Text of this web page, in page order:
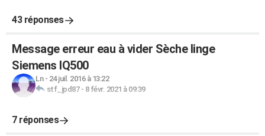
43 réponses
Message erreur eau à vider Sèche linge
Siemens IQ500
Ln- 24 juil. 2016 à 13:22
stf_jpd87- 8 févr. 2021 à 09:39
7 réponses